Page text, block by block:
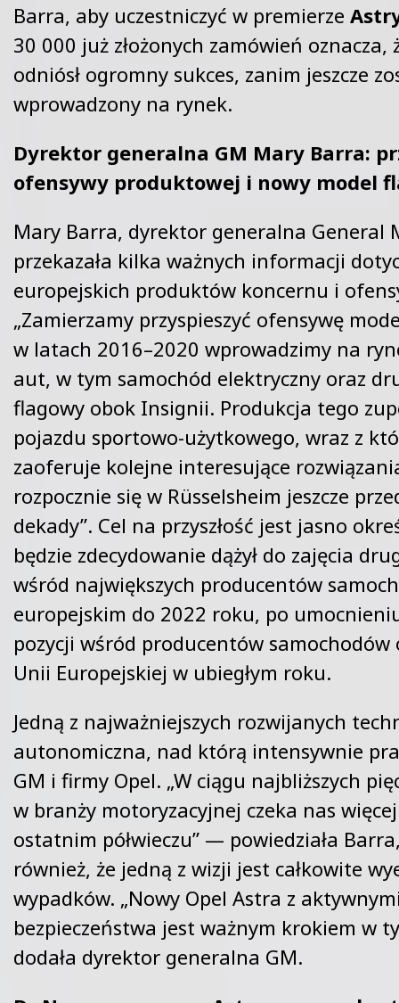
Barra, aby uczestniczyć w premierze
30 000 już złożonych zamówień oznacza,
odniósł ogromny sukces, zanim jeszcze
wprowadzony na rynek.
Dyrektor generalna GM Mary Barra:
ofensywy produktowej i nowy model
Mary Barra, dyrektor generalna General
przekazała kilka ważnych informacji
europejskich produktów koncernu i
„Zamierzamy przyspieszyć ofensywę
w latach 2016–2020 wprowadzimy na
aut, w tym samochód elektryczny oraz
flagowy obok Insignii. Produkcja tego
pojazdu sportowo-użytkowego, wraz z
zaoferuje kolejne interesujące
rozpocznie się w Rüsselsheim jeszcze
dekady”. Cel na przyszłość jest jasno
będzie zdecydowanie dążył do zajęcia
wśród największych producentów
europejskim do 2022 roku, po
pozycji wśród producentów samochodów
Unii Europejskiej w ubiegłym roku.
Jedną z najważniejszych rozwijanych
autonomiczna, nad którą intensywnie
GM i firmy Opel. „W ciągu najbliższych
w branży motoryzacyjnej czeka nas
ostatnim półwieczu” — powiedziała
również, że jedną z wizji jest całkowite
wypadków. „Nowy Opel Astra z
bezpieczeństwa jest ważnym krokiem w
dodała dyrektor generalna GM.